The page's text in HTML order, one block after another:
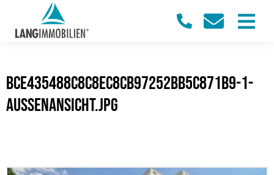
bce435488c8c8ec8cb97252bb5c871b9-1-
Aussenansicht.jpg